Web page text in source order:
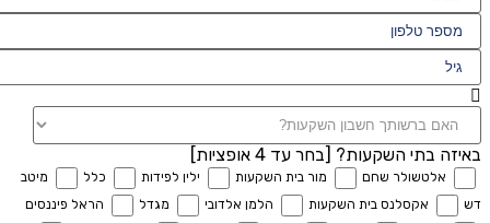
באיזה בתי השקעות? [בחר עד 4 אופציות]
אלטשולר שחם מור בית השקעות ילין לפידות כלל
מיטב
דש
אקסלנס בית השקעות הלמן אלדובי מגדל
הראל פיננסים